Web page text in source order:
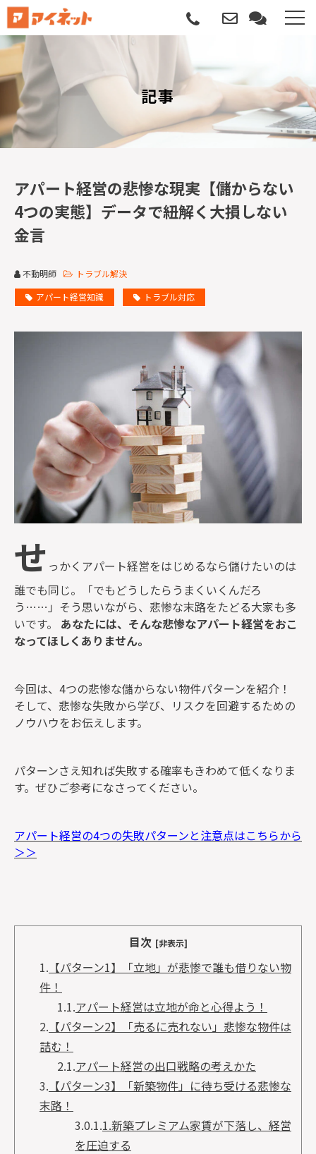
選ばれる理由
導入について
サポートについて
記事
サービス説明動画
記事
アパート経営の悲惨な現実【儲からない
4つの実態】データで紐解く大損しない
金言
不動明師
トラブル解決
アパート経営知識
トラブル対応
せ っかくアパート経営をはじめるなら儲けたいのは
誰でも同じ。「でもどうしたらうまくいくんだろ
う……」そう思いながら、悲惨な末路をたどる大家も多
いです。 あなたには、そんな悲惨なアパート経営をおこ
なってほしくありません。
今回は、4つの悲惨な儲からない物件パターンを紹介！
そして、悲惨な失敗から学び、リスクを回避するための
ノウハウをお伝えします。
パターンさえ知れば失敗する確率もきわめて低くなりま
す。ぜひご参考になさってください。
アパート経営の4つの失敗パターンと注意点はこちらから
＞＞
目次 [非表示]
1. 【パターン1】「立地」が悲惨で誰も借りない物
件！
1.1.アパート経営は立地が命と心得よう！
2. 【パターン2】「売るに売れない」悲惨な物件は
詰む！
2.1.アパート経営の出口戦略の考えかた
3. 【パターン3】「新築物件」に待ち受ける悲惨な
末路！
3.0.1.1.新築プレミアム家賃が下落し、経営
を圧迫する